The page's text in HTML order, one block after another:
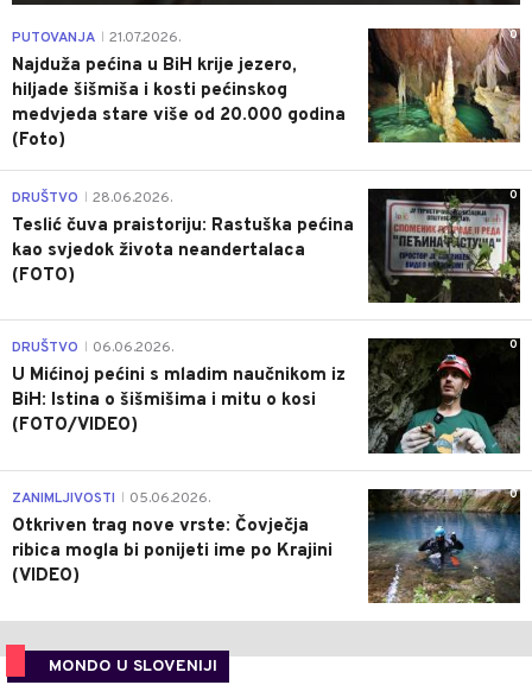
0
PUTOVANJA 21.07.2026.
Najduža pećina u BiH krije jezero,
hiljade šišmiša i kosti pećinskog
medvjeda stare više od 20.000 godina
(Foto)
0
DRUŠTVO 28.06.2026.
Teslić čuva praistoriju: Rastuška pećina
kao svjedok života neandertalaca
(FOTO)
0
DRUŠTVO 06.06.2026.
U Mićinoj pećini s mladim naučnikom iz
BiH: Istina o šišmišima i mitu o kosi
(FOTO/VIDEO)
0
ZANIMLJIVOSTI 05.06.2026.
Otkriven trag nove vrste: Čovječja
ribica mogla bi ponijeti ime po Krajini
(VIDEO)
MONDO U SLOVENIJI